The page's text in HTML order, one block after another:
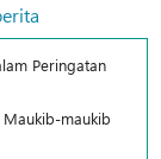
Peringatan
maukib